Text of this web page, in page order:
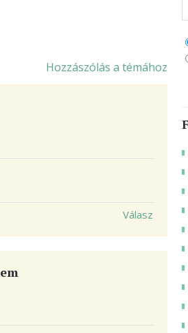
Hozzászólás a témához
Válasz